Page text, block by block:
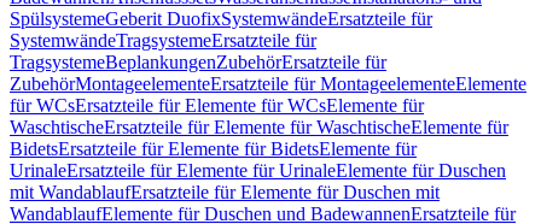
SpülsystemeGeberit DuofixSystemwändeErsatzteile für
SystemwändeTragsystemeErsatzteile für
TragsystemeBeplankungenZubehörErsatzteile für
ZubehörMontageelementeErsatzteile für MontageelementeElemente
für WCsErsatzteile für Elemente für WCsElemente für
WaschtischeErsatzteile für Elemente für WaschtischeElemente für
BidetsErsatzteile für Elemente für BidetsElemente für
UrinaleErsatzteile für Elemente für UrinaleElemente für Duschen
mit WandablaufErsatzteile für Elemente für Duschen mit
WandablaufElemente für Duschen und BadewannenErsatzteile für